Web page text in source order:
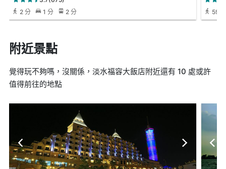
2 分
1 分 2 分 59
附近景點
覺得玩不夠嗎，沒關係，淡水福容大飯店附近還有 10 處或許
值得前往的地點